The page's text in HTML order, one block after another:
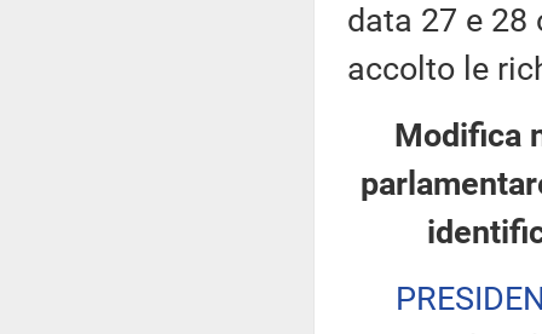
data 27 e 28
accolto le
Modifica